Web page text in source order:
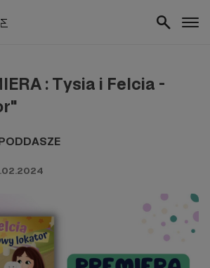
: Tysia i Felcia -